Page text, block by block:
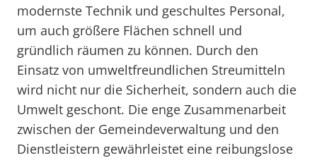
modernste Technik und geschultes Personal,
um auch größere Flächen schnell und
gründlich räumen zu können. Durch den
Einsatz von umweltfreundlichen Streumitteln
wird nicht nur die Sicherheit, sondern auch die
Umwelt geschont. Die enge Zusammenarbeit
zwischen der Gemeindeverwaltung und den
Dienstleistern gewährleistet eine reibungslose